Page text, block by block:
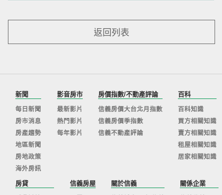
返回列表
新聞
每日新聞
房市消息
房產趨勢
地區新聞
房地政策
海外房訊
影音房市
最新影片
熱門影片
每年影片
房價指數/不動產評論
信義房價大台北月指數
信義房價季指數
信義不動產評論
百科
百科知識
買方相關知識
賣方相關知識
租屋相關知識
居家相關知識
房貸 信義房屋 關於信義 關係企業